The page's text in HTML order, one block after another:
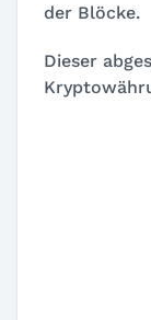
der Blöcke.
Dieser